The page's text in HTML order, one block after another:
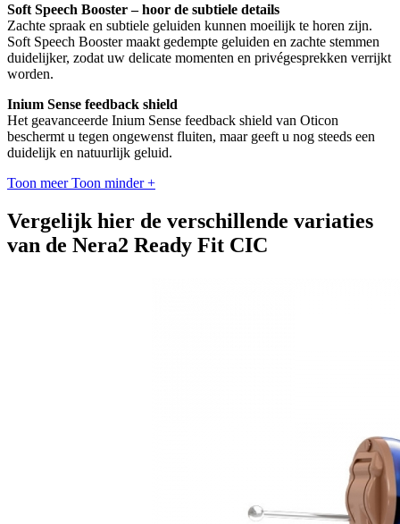
Soft Speech Booster – hoor de subtiele details
Zachte spraak en subtiele geluiden kunnen moeilijk te horen zijn.
Soft Speech Booster maakt gedempte geluiden en zachte stemmen
duidelijker, zodat uw delicate momenten en privégesprekken verrijkt
worden.
Inium Sense feedback shield
Het geavanceerde Inium Sense feedback shield van Oticon
beschermt u tegen ongewenst fluiten, maar geeft u nog steeds een
duidelijk en natuurlijk geluid.
Toon meer Toon minder +
Vergelijk hier de verschillende variaties
van de Nera2 Ready Fit CIC